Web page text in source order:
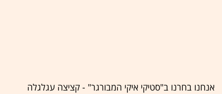
אנחנו בחרנו ב"סטיקי איקי המבורגר" - קציצה עגלגלה